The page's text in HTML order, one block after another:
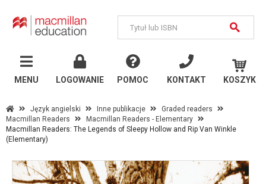
MENU LOGOWANIE POMOC KONTAKT KOSZYK
Język angielski Inne publikacje
Graded readers
Macmillan Readers
Macmillan Readers - Elementary
Macmillan Readers: The Legends of Sleepy Hollow and Rip Van Winkle
(Elementary)
MENU
Język
angielski
Szkoły językowe i
uczelnie
Język